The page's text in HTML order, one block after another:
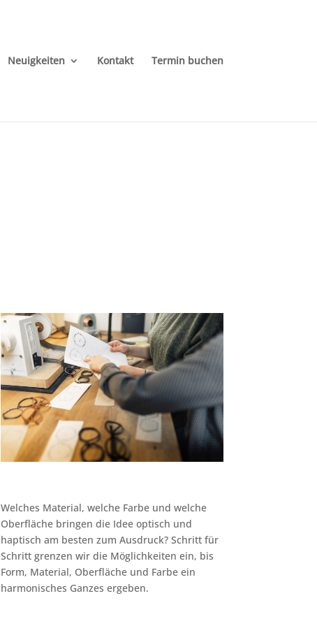
Neuigkeiten Kontakt Termin buchen
Welches Material, welche Farbe und welche
Oberfläche bringen die Idee optisch und
haptisch am besten zum Ausdruck? Schritt für
Schritt grenzen wir die Möglichkeiten ein, bis
Form, Material, Oberfläche und Farbe ein
harmonisches Ganzes ergeben.